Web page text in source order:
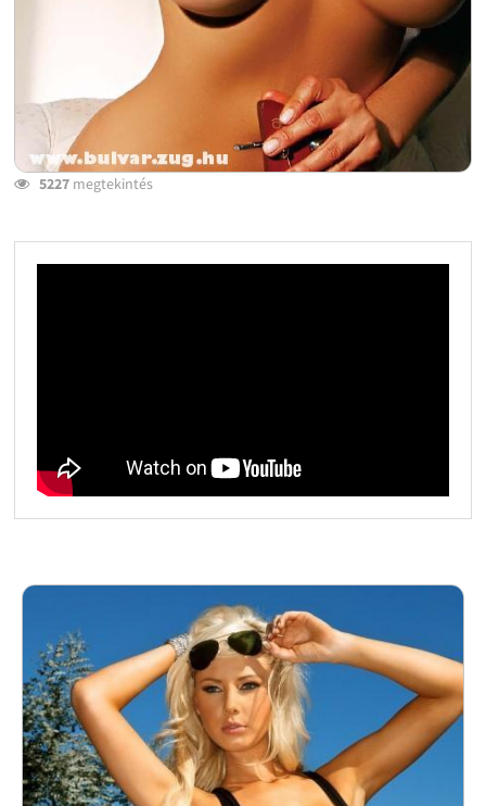
5227megtekintés